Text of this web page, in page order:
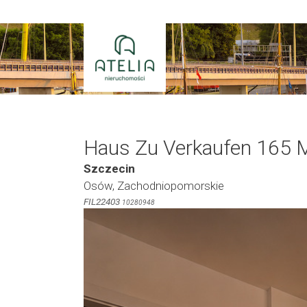
Inhalt
springen
Haus Zu Verkaufen 165
Szczecin
Osów, Zachodniopomorskie
FIL22403 10280948